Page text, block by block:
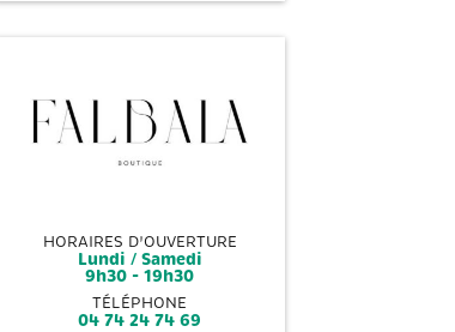
HORAIRES D'OUVERTURE
Lundi / Samedi
9h30 - 19h30
TÉLÉPHONE
04 74 24 74 69